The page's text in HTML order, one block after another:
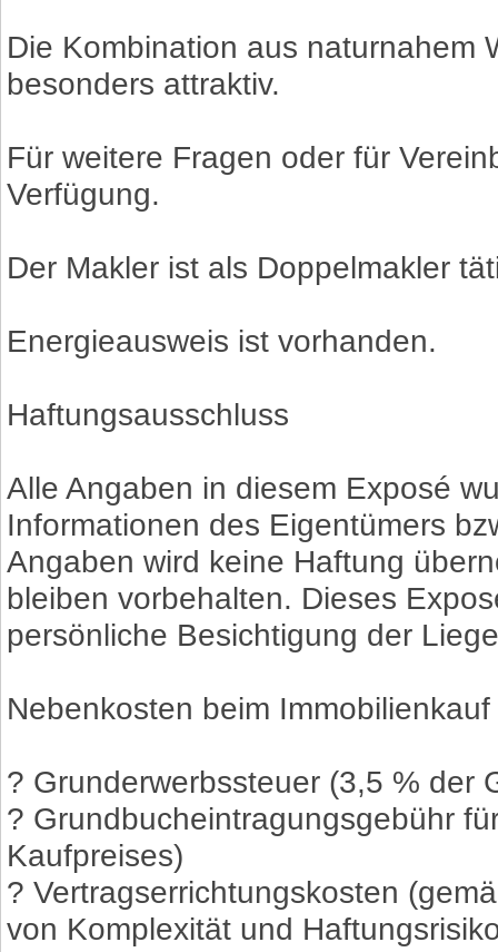
Die Kombination aus naturnahem
besonders attraktiv.
Für weitere Fragen oder für
Verfügung.
Der Makler ist als Doppelmakler
Energieausweis ist vorhanden.
Haftungsausschluss
Alle Angaben in diesem Exposé
Informationen des Eigentümers
Angaben wird keine Haftung
bleiben vorbehalten. Dieses
persönliche Besichtigung der
Nebenkosten beim
? Grunderwerbssteuer (3,5 % der
? Grundbucheintragungsgebühr
Kaufpreises)
? Vertragserrichtungskosten
von Komplexität und